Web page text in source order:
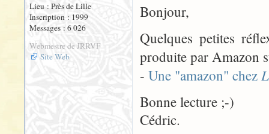
Lieu : Près de Lille
Inscription : 1999
Messages : 6 026
Webmestre de JRRVF
Site Web
Bonjour,
Quelques petites
produite par Amazon
- Une "amazon" chez
Bonne lecture ;-)
Cédric.